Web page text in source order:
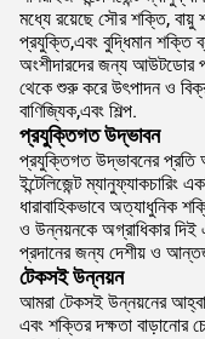
মধ্যে রয়েছে সৌর শক্তি, বায়ু
প্রযুক্তি,এবং বুদ্ধিমান শক্তি
অংশীদারদের জন্য আউটডোর
থেকে শুরু করে উৎপাদন ও
বাণিজ্যিক,এবং শিল্প.
প্রযুক্তিগত উদ্ভাবন
প্রযুক্তিগত উদ্ভাবনের প্রতি
ইন্টেলিজেন্ট ম্যানুফ্যাকচারিং
ধারাবাহিকভাবে অত্যাধুনিক
ও উন্নয়নকে অগ্রাধিকার দিই
প্রদানের জন্য দেশীয় ও
টেকসই উন্নয়ন
আমরা টেকসই উন্নয়নের
এবং শক্তির দক্ষতা বাড়ানোর